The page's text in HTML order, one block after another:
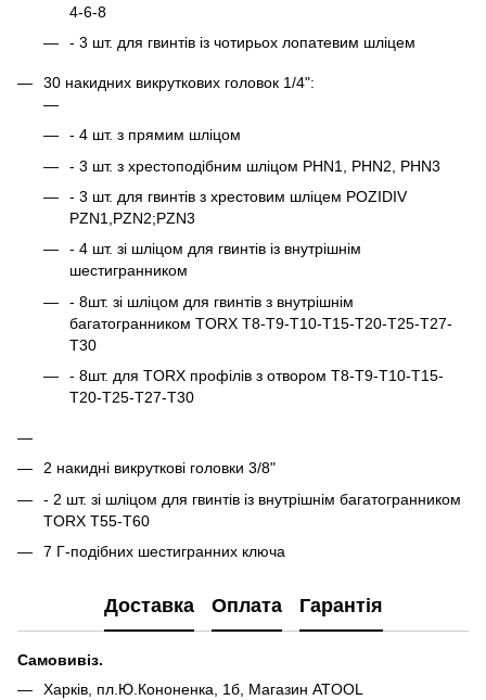
4-6-8
- 3 шт. для гвинтів із чотирьох лопатевим шліцем
30 накидних викруткових головок 1/4":
- 4 шт. з прямим шліцом
- 3 шт. з хрестоподібним шліцом РНN1, РНN2, РНN3
- 3 шт. для гвинтів з хрестовим шліцем POZIDIV
PZN1,PZN2;PZN3
- 4 шт. зі шліцом для гвинтів із внутрішнім
шестигранником
- 8шт. зі шліцом для гвинтів з внутрішнім
багатогранником TORX Т8-Т9-Т10-Т15-Т20-Т25-Т27-
Т30
- 8шт. для TORX профілів з отвором Т8-Т9-Т10-Т15-
Т20-Т25-Т27-Т30
2 накидні викруткові головки 3/8"
- 2 шт. зі шліцом для гвинтів із внутрішнім багатогранником
TORX Т55-Т60
7 Г-подібних шестигранних ключа
Доставка Оплата Гарантія
Самовивіз.
Харків, пл.Ю.Кононенка, 1б, Магазин ATOOL